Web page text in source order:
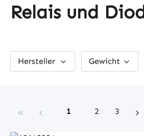
Relais und
Hersteller Gewicht
Seite
1 Seite
2 Seite
3